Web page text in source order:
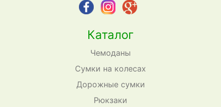
Каталог
Чемоданы
Сумки на колесах
Дорожные сумки
Рюкзаки